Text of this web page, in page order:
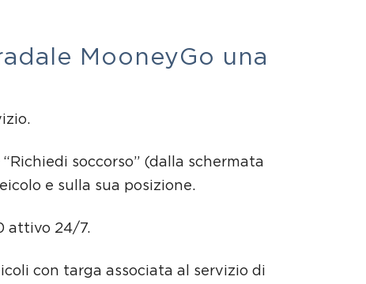
MooneyGo una
soccorso” (dalla schermata
e sulla sua posizione.
attivo 24/7.
con targa associata al servizio di